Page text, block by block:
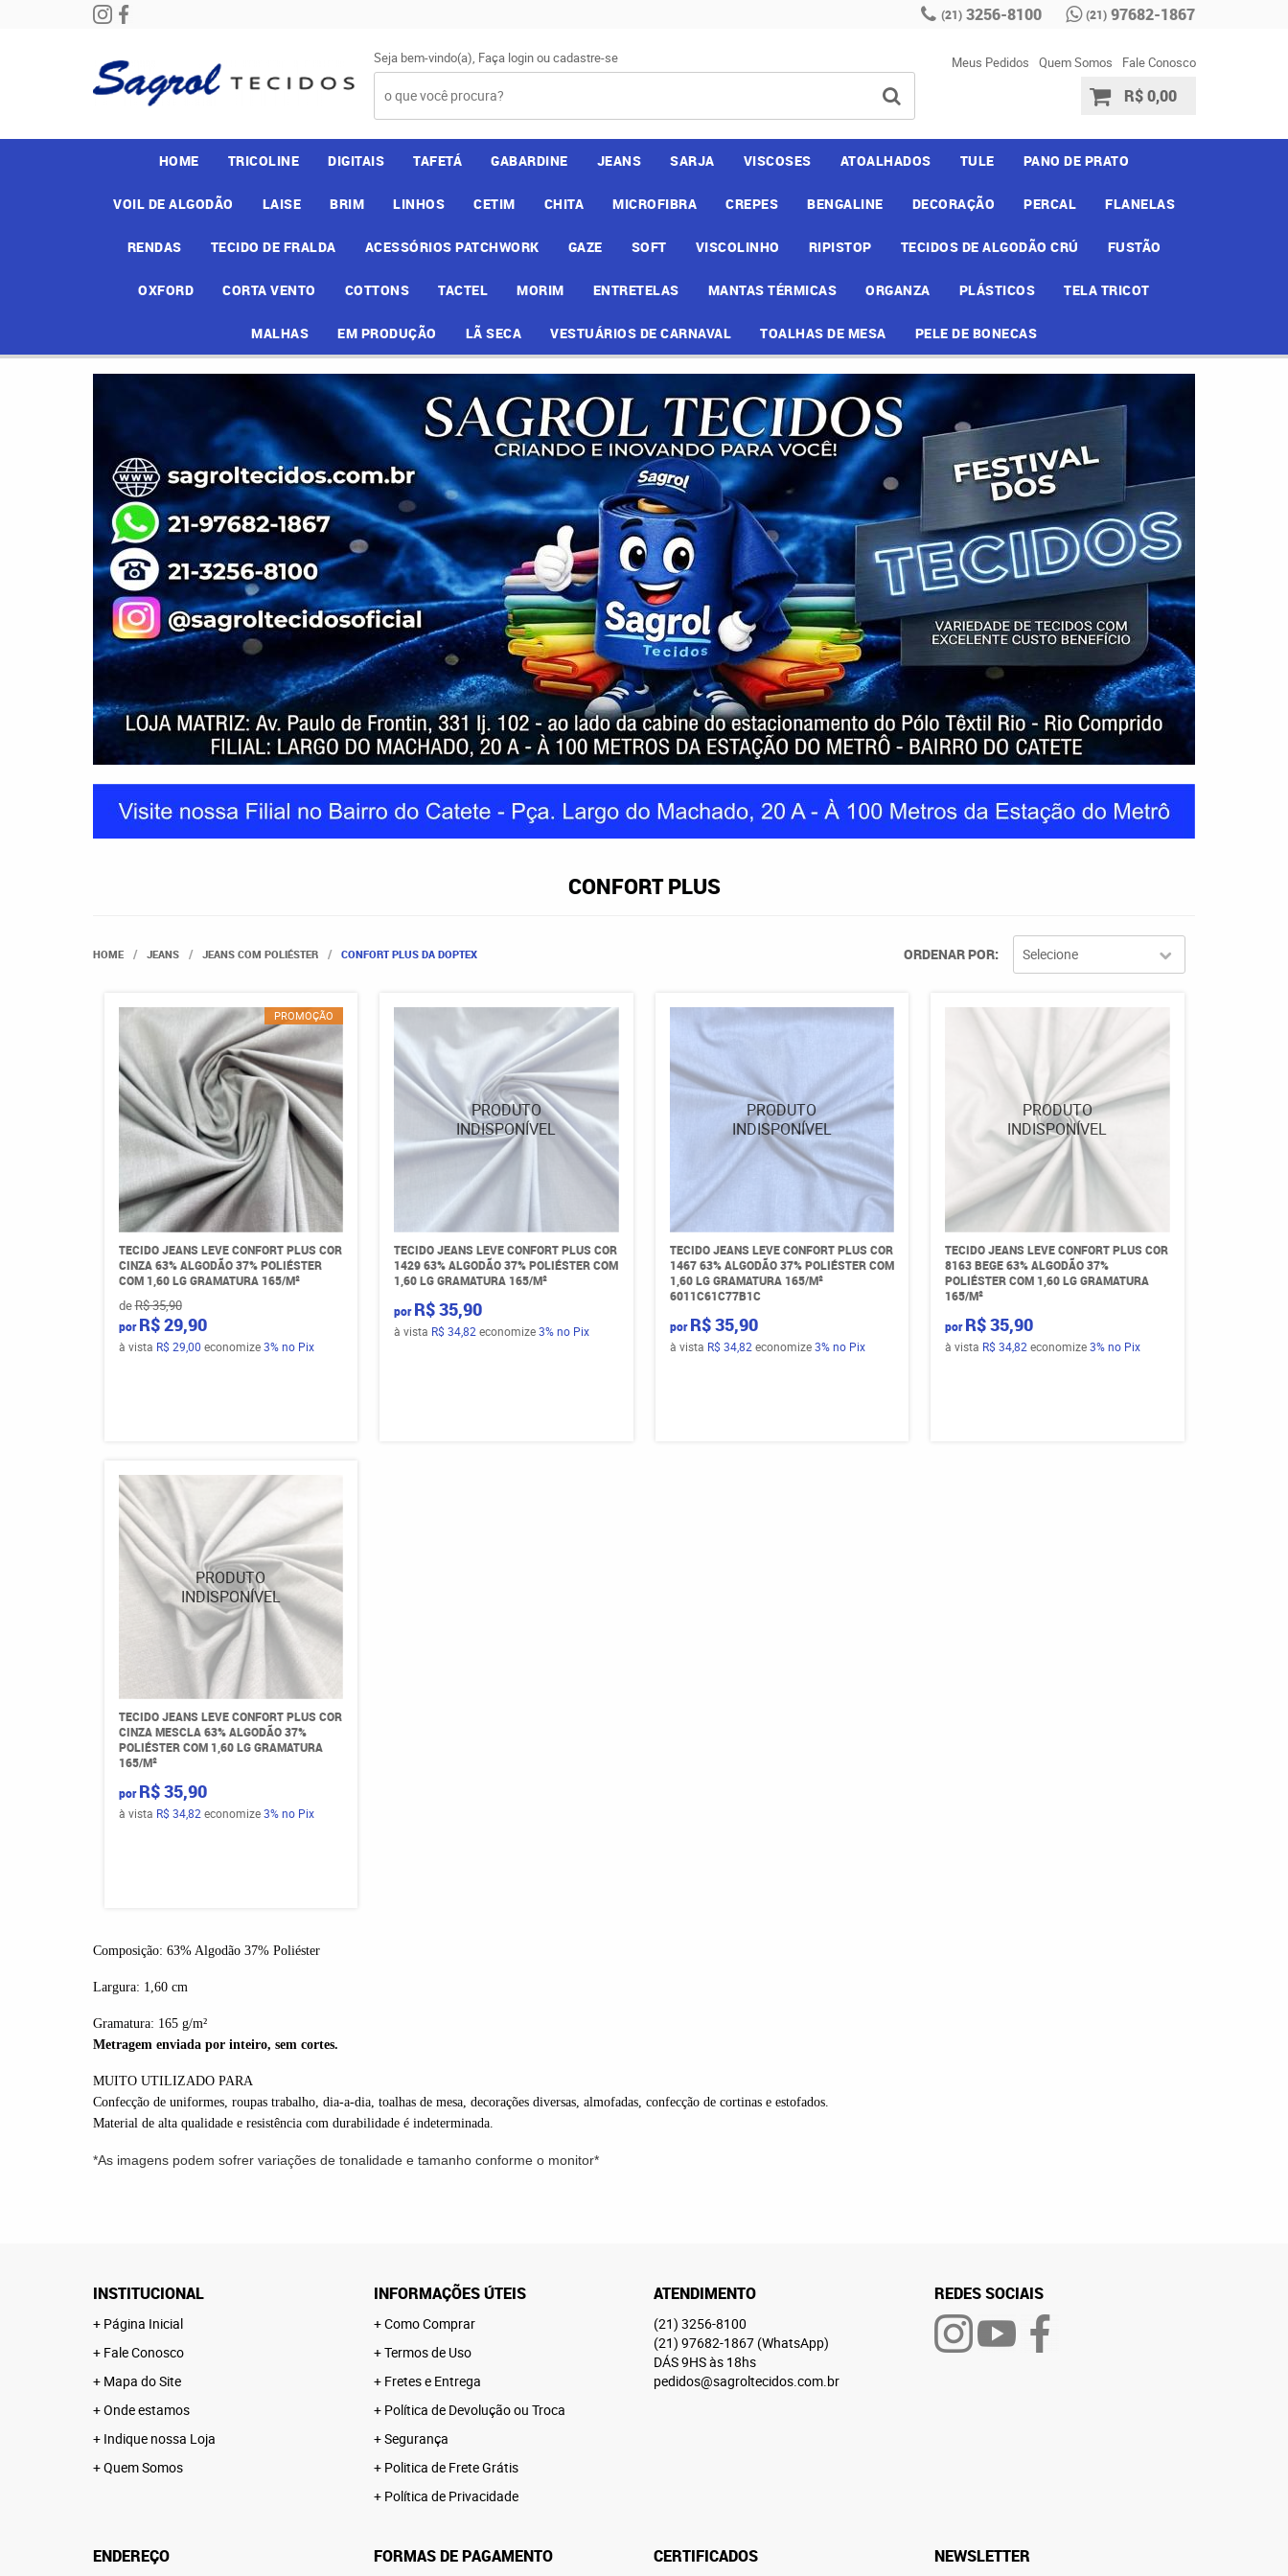
(21) 3256-8100 (21) 97682-1867
Seja bem-vindo(a), Faça loginoucadastre-se Meus Pedidos Quem Somos Fale Conosco
R$ 0,00
HOME TRICOLINE DIGITAIS TAFETÁ GABARDINE JEANS SARJA VISCOSES ATOALHADOS TULE PANO DE PRATO
VOIL DE ALGODÃO LAISE BRIM LINHOS CETIM CHITA MICROFIBRA CREPES BENGALINE DECORAÇÃO PERCAL FLANELAS
RENDAS TECIDO DE FRALDA ACESSÓRIOS PATCHWORK GAZE SOFT VISCOLINHO RIPISTOP TECIDOS DE ALGODÃO CRÚ FUSTÃO
OXFORD CORTA VENTO COTTONS TACTEL MORIM ENTRETELAS MANTAS TÉRMICAS ORGANZA PLÁSTICOS TELA TRICOT
MALHAS EM PRODUÇÃO LÃ SECA VESTUÁRIOS DE CARNAVAL TOALHAS DE MESA PELE DE BONECAS
CONFORT PLUS
HOME JEANS JEANS COM POLIÉSTER CONFORT PLUS DA DOPTEX ORDENAR POR Selecione
PROMOÇÃO
TECIDO JEANS LEVE CONFORT PLUS COR
CINZA 63% ALGODÃO 37% POLIÉSTER
COM 1,60 LG GRAMATURA 165/M²
deR$ 35,90
por R$ 29,90
à vista R$ 29,00 economize3% no Pix
TECIDO JEANS LEVE CONFORT PLUS COR
1429 63% ALGODÃO 37% POLIÉSTER COM
1,60 LG GRAMATURA 165/M²
por R$ 35,90
à vista R$ 34,82 economize3%no Pix
TECIDO JEANS LEVE CONFORT PLUS COR
1467 63% ALGODÃO 37% POLIÉSTER COM
1,60 LG GRAMATURA 165/M²
6011C61C77B1C
por R$ 35,90
à vista R$ 34,82 economize3% no Pix
TECIDO JEANS LEVE CONFORT PLUS COR
8163 BEGE 63% ALGODÃO 37%
POLIÉSTER COM 1,60 LG GRAMATURA
165/M²
por R$ 35,90
à vista R$ 34,82 economize3%no Pix
TECIDO JEANS LEVE CONFORT PLUS COR
CINZA MESCLA 63% ALGODÃO 37%
POLIÉSTER COM 1,60 LG GRAMATURA
165/M²
por R$ 35,90
à vista R$ 34,82 economize3% no Pix
Composição: 63% Algodão 37% Poliéster
Largura: 1,60 cm
Gramatura: 165 g/m²
Metragem enviada por inteiro, sem cortes.
MUITO UTILIZADO PARA
Confecção de uniformes, roupas trabalho, dia-a-dia, toalhas de mesa, decorações diversas, almofadas, confecção de cortinas e estofados.
Material de alta qualidade e resistência com durabilidade é indeterminada.
*As imagens podem sofrer variações de tonalidade e tamanho conforme o monitor*
INSTITUCIONAL
Página Inicial
Fale Conosco
Mapa do Site
Onde estamos
Indique nossa Loja
Quem Somos
INFORMAÇÕES ÚTEIS
Como Comprar
Termos de Uso
Fretes e Entrega
Política de Devolução ou Troca
Segurança
Politica de Frete Grátis
Política de Privacidade
ATENDIMENTO
(21) 3256-8100
(21) 97682-1867 (WhatsApp)
DÁS 9HS às 18hs
pedidos@sagroltecidos.com.br
REDES SOCIAIS
ENDEREÇO FORMAS DE PAGAMENTO CERTIFICADOS NEWSLETTER